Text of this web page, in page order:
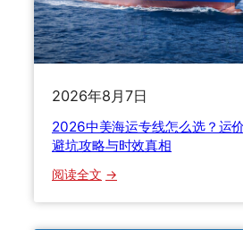
2026年8月7日
2026中美海运专线怎么选？运
避坑攻略与时效真相
阅读全文 ：